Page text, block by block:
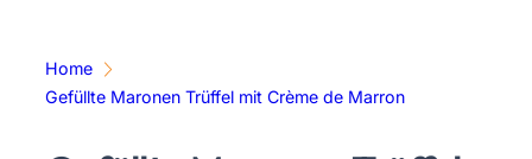
Home
Gefüllte Maronen Trüffel mit Crème de Marron